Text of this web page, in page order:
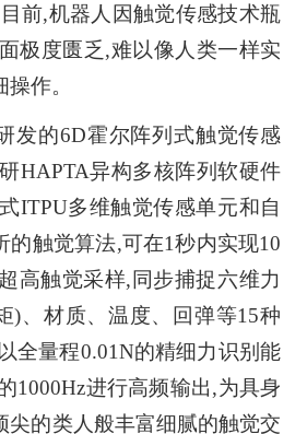
前,机器人因触觉传感技术瓶
极度匮乏,难以像人类一样实
作。
的6D霍尔阵列式触觉传感
HAPTA异构多核阵列软硬件
ITPU多维触觉传感单元和自
的触觉算法,可在1秒内实现10
高触觉采样,同步捕捉六维力
)、材质、温度、回弹等15种
全量程0.01N的精细力识别能
1000Hz进行高频输出,为具身
尖的类人般丰富细腻的触觉交